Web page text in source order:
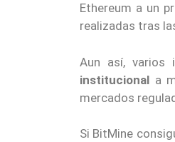
Ethereum a un
realizadas tras
Aun así, varios
institucional a
mercados
Si BitMine